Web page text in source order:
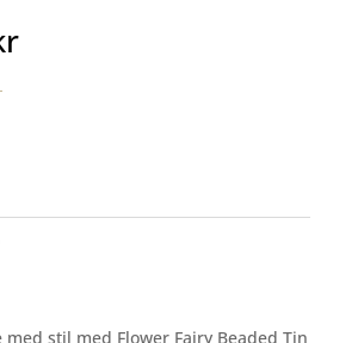
stil med Flower Fairy Beaded Tin